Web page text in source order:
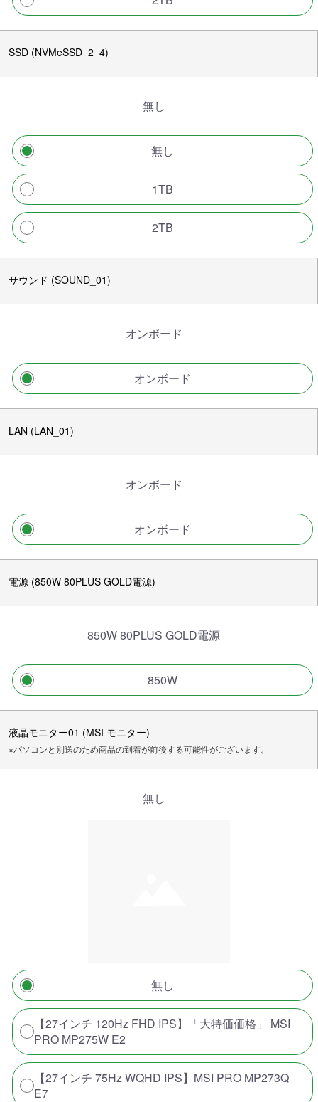
SSD (NVMeSSD_2_4)
無し
無し
1TB
2TB
サウンド (SOUND_01)
オンボード
オンボード
LAN (LAN_01)
オンボード
オンボード
電源 (850W 80PLUS GOLD電源)
850W 80PLUS GOLD電源
850W
液晶モニター01 (MSI モニター)
※パソコンと別送のため商品の到着が前後する可能性がございます。
無し
無し
【27インチ 120Hz FHD IPS】「大特価価格」 MSI
PRO MP275W E2
【27インチ 75Hz WQHD IPS】MSI PRO MP273Q
E7